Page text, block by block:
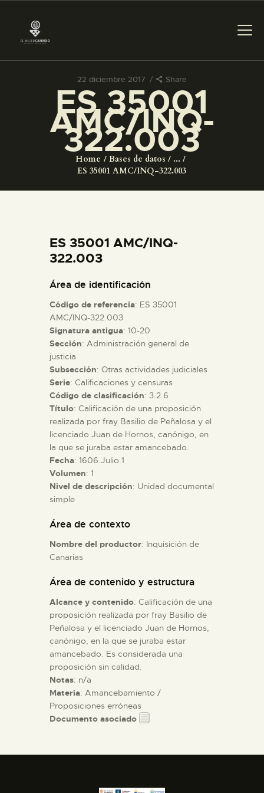
22 diciembre 2017 Share
ES 35001
AMC/INQ-
322.003
Home Bases de datos
...
ES 35001 AMC/INQ-322.003
PREPARAR LA VISITA
ACTIVIDADES
COLECCIONES
ESPAÑOL
PREPARAR LA VISITA
ACTIVIDADES
█
EL MUSEO
COLECCIONES
DIDÁCTICA
ESPAÑOL
ES 35001 AMC/INQ-
322.003
Área de identificación
Código de referencia: ES 35001
AMC/INQ-322.003
Signatura antigua: 10-20
Sección: Administración general de
justicia
Subsección: Otras actividades judiciales
Serie: Calificaciones y censuras
Código de clasificación: 3.2.6
Título: Calificación de una proposición
realizada por fray Basilio de Peñalosa y el
licenciado Juan de Hornos, canónigo, en
la que se juraba estar amancebado.
Fecha: 1606.Julio.1
Volumen: 1
Nivel de descripción: Unidad documental
simple
Área de contexto
Nombre del productor: Inquisición de
Canarias
Área de contenido y estructura
Alcance y contenido: Calificación de una
proposición realizada por fray Basilio de
Peñalosa y el licenciado Juan de Hornos,
canónigo, en la que se juraba estar
amancebado. Es considerada una
proposición sin calidad.
Notas: n/a
Materia: Amancebamiento /
Proposiciones erróneas
Documento asociado